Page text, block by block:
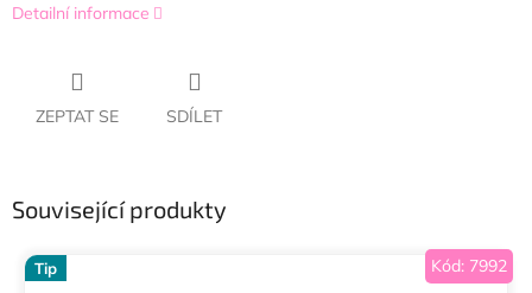
Detailní informace
ZEPTAT SE SDÍLET
Související produkty
Tip Kód: 7992